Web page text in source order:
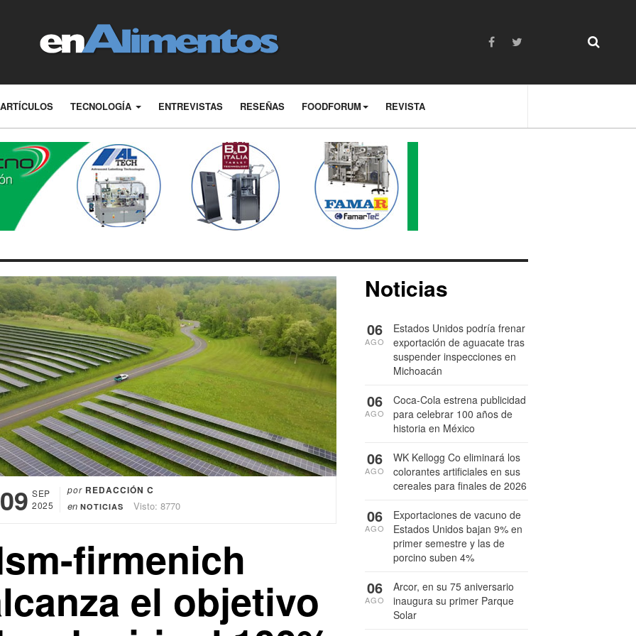
ARTÍCULOS TECNOLOGÍA ENTREVISTAS RESEÑAS FOODFORUM REVISTA
09 SEP
2025
por REDACCIÓN C
en NOTICIAS Visto: 8770
firmenich
el objetivo
Noticias
Estados Unidos podría frenar
exportación de aguacate tras
suspender inspecciones en
Michoacán
06
AGO
Coca-Cola estrena publicidad
para celebrar 100 años de
historia en México
06
AGO
WK Kellogg Co eliminará los
colorantes artificiales en sus
cereales para finales de 2026
06
AGO
Exportaciones de vacuno de
Estados Unidos bajan 9% en
primer semestre y las de
porcino suben 4%
06
AGO
Arcor, en su 75 aniversario
inaugura su primer Parque
Solar
06
AGO